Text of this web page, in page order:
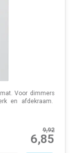
Voor dimmers
en afdekraam.
9,92
6,85